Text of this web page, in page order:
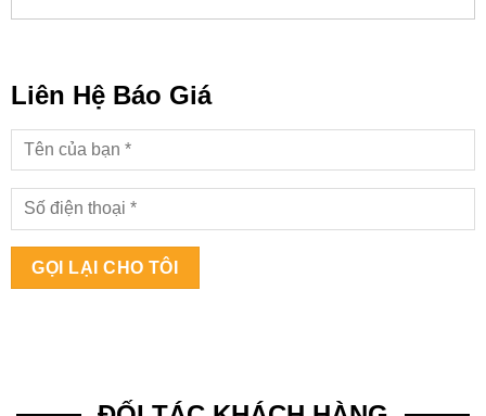
Liên Hệ Báo Giá